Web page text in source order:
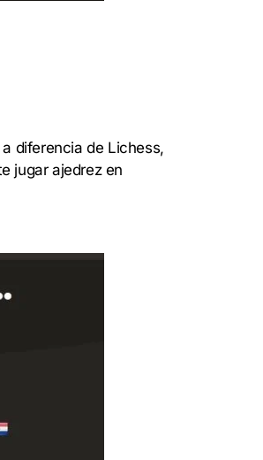
diferencia de Lichess,
jugar ajedrez en